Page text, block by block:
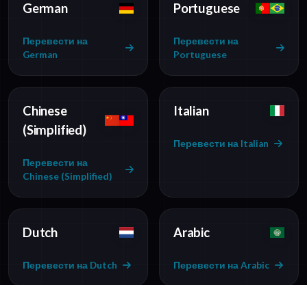
German
Перевести на
German
Portuguese
Перевести на
Portuguese
Chinese
(Simplified)
Перевести на
Chinese (Simplified)
Italian
Перевести на Italian
Dutch
Перевести на Dutch
Arabic
Перевести на Arabic